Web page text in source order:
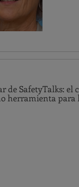
de SafetyTalks: el
herramienta para